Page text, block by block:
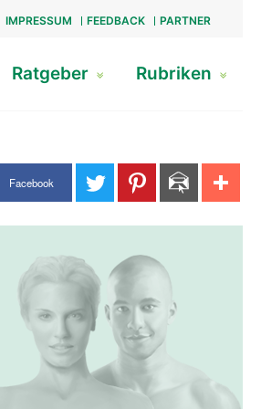
IMPRESSUM FEEDBACK PARTNER
Ratgeber Rubriken
buttons
Facebook